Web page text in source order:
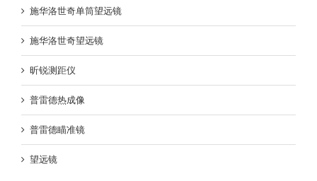
施华洛世奇单筒望远镜
施华洛世奇望远镜
昕锐测距仪
普雷德热成像
普雷德瞄准镜
望远镜